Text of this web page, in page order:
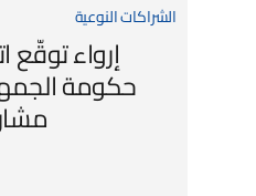
الشراكات النوعية
إرواء توقّع
حكومة